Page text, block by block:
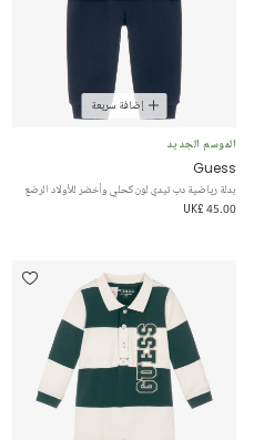
إضافة سريعة
الموسم الجديد
Guess
بدلة رياضية دب تيدي لون كحلي وأخضر للأولاد الرضع
UK£ 45.00